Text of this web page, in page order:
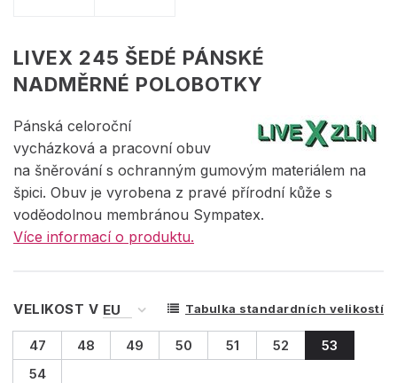
LIVEX 245 ŠEDÉ PÁNSKÉ
NADMĚRNÉ POLOBOTKY
Pánská celoroční
vycházková a pracovní obuv
na šněrování s ochranným gumovým materiálem na
špici. Obuv je vyrobena z pravé přírodní kůže s
voděodolnou membránou Sympatex.
Více informací o produktu.
VELIKOST V Tabulka standardních velikostí
47 48 49 50 51 52
53
54